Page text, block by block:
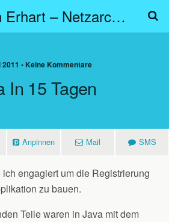
Benjamin Erhart – Netzarchitekt
2011 • Keine Kommentare
In 15 Tagen
Anpinnen Mail SMS
engagiert um die Registrierung
zu bauen.
Teile waren in Java mit dem